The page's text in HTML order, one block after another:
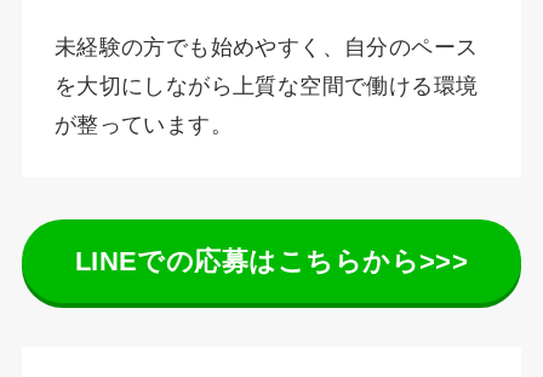
未経験の方でも始めやすく、自分のペース
を大切にしながら上質な空間で働ける環境
が整っています。
LINEでの応募はこちらから>>>